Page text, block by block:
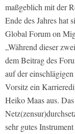
maßgeblich mit der
Ende des Jahres hat
Global Forum on
„Während dieser
dem Beitrag des
auf der
Vorsitz ein
Heiko Maas aus.
sehr gutes